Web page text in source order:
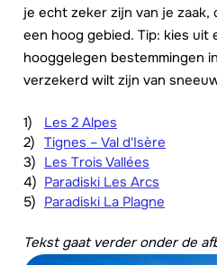
je echt zeker zijn van je
een hoog gebied. Tip: kies uit
hooggelegen bestemmingen
verzekerd wilt zijn van
Les 2 Alpes
Tignes – Val d'Isère
Les Trois Vallées
Paradiski Les Arcs
Paradiski La Plagne
Tekst gaat verder onder de